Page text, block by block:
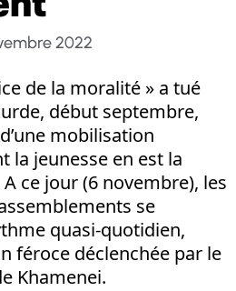
2022
de la moralité » a tué
début septembre,
mobilisation
la jeunesse en est la
ce jour (6 novembre), les
se
quasi-quotidien,
féroce déclenchée par le
Khamenei.